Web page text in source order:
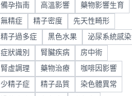
備孕指南 高溫影響 藥物影響生育
無精症 精子密度 先天性畸形
精子過多症 黑色水果 泌尿系統感染
症狀識別 腎臟疾病 房中術
腎虛調理 藥物治療 咖啡因影響
少精子症 精子品質 染色體異常